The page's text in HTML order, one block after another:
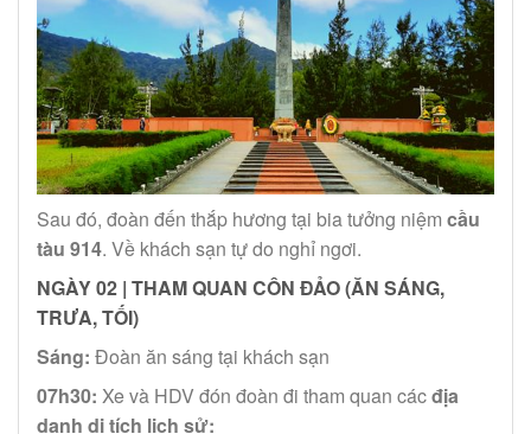
Sau đó, đoàn đến thắp hương tại bia tưởng niệm cầu
tàu 914. Về khách sạn tự do nghỉ ngơi.
NGÀY 02 | THAM QUAN CÔN ĐẢO (ĂN SÁNG,
TRƯA, TỐI)
Sáng: Đoàn ăn sáng tại khách sạn
07h30: Xe và HDV đón đoàn đi tham quan cácđịa
danh di tích lịch sử: